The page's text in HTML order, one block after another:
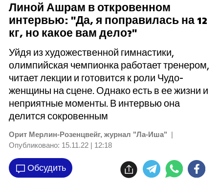
Линой Ашрам в откровенном
интервью: "Да, я поправилась на 12
кг, но какое вам дело?"
Уйдя из художественной гимнастики,
олимпийская чемпионка работает тренером,
читает лекции и готовится к роли Чудо-
женщины на сцене. Однако есть в ее жизни и
неприятные моменты. В интервью она
делится сокровенным
Орит Мерлин-Розенцвейг, журнал "Ла-Иша" |
Опубликовано: 15.11.22 | 12:18
Обсудить